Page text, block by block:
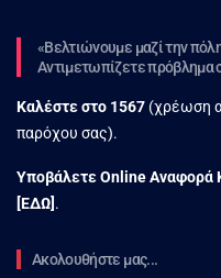
«Βελτιώνουμε μαζί την
Αντιμετωπίζετε πρόβλημα
Καλέστε στο 1567 (χρέωση
παρόχου σας).
Υποβάλετε Online Αναφορά
[ΕΔΩ] .
Ακολουθήστε μας...